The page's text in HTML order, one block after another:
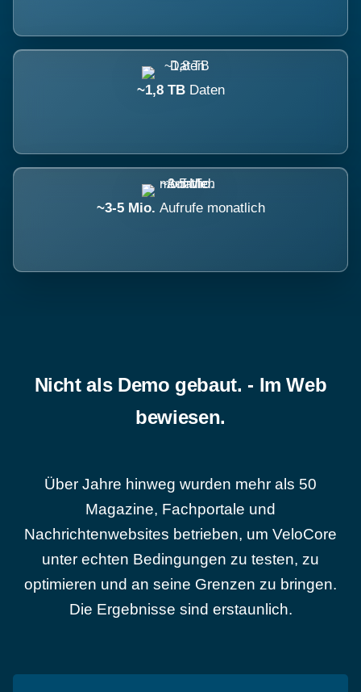
~1,8 TB Daten
~3-5 Mio. Aufrufe monatlich
Nicht als Demo gebaut. - Im Web
bewiesen.
Über Jahre hinweg wurden mehr als 50
Magazine, Fachportale und
Nachrichtenwebsites betrieben, um VeloCore
unter echten Bedingungen zu testen, zu
optimieren und an seine Grenzen zu bringen.
Die Ergebnisse sind erstaunlich.